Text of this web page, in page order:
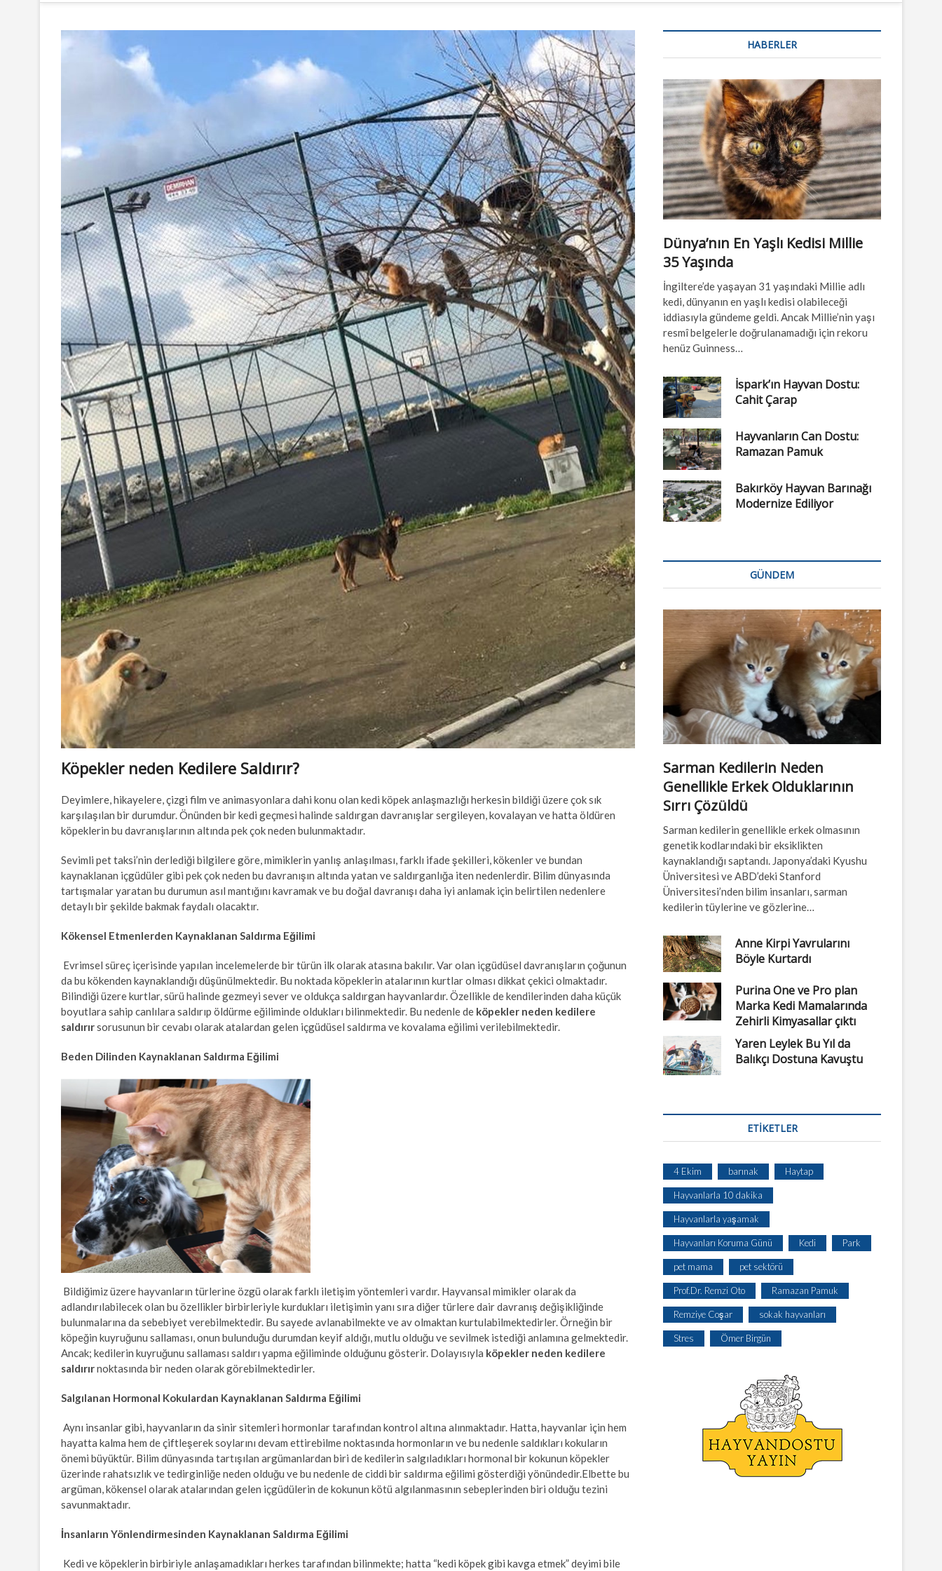
u
u
n
Köpekler neden Kedilere Saldırır?
Deyimlere, hikayelere, çizgi film ve animasyonlara dahi konu olan kedi köpek anlaşmazlığı herkesin bildiği üzere çok sık
karşılaşılan bir durumdur. Önünden bir kedi geçmesi halinde saldırgan davranışlar sergileyen, kovalayan ve hatta öldüren
köpeklerin bu davranışlarının altında pek çok neden bulunmaktadır.
Sevimli pet taksi’nin derlediği bilgilere göre, mimiklerin yanlış anlaşılması, farklı ifade şekilleri, kökenler ve bundan
kaynaklanan içgüdüler gibi pek çok neden bu davranışın altında yatan ve saldırganlığa iten nedenlerdir. Bilim dünyasında
tartışmalar yaratan bu durumun asıl mantığını kavramak ve bu doğal davranışı daha iyi anlamak için belirtilen nedenlere
detaylı bir şekilde bakmak faydalı olacaktır.
Kökensel Etmenlerden Kaynaklanan Saldırma Eğilimi
Evrimsel süreç içerisinde yapılan incelemelerde bir türün ilk olarak atasına bakılır. Var olan içgüdüsel davranışların çoğunun
da bu kökenden kaynaklandığı düşünülmektedir. Bu noktada köpeklerin atalarının kurtlar olması dikkat çekici olmaktadır.
Bilindiği üzere kurtlar, sürü halinde gezmeyi sever ve oldukça saldırgan hayvanlardır. Özellikle de kendilerinden daha küçük
boyutlara sahip canlılara saldırıp öldürme eğiliminde oldukları bilinmektedir. Bu nedenle de köpekler neden kedilere
saldırırsorusunun bir cevabı olarak atalardan gelen içgüdüsel saldırma ve kovalama eğilimi verilebilmektedir.
Beden Dilinden Kaynaklanan Saldırma Eğilimi
Bildiğimiz üzere hayvanların türlerine özgü olarak farklı iletişim yöntemleri vardır. Hayvansal mimikler olarak da
adlandırılabilecek olan bu özellikler birbirleriyle kurdukları iletişimin yanı sıra diğer türlere dair davranış değişikliğinde
bulunmalarına da sebebiyet verebilmektedir. Bu sayede avlanabilmekte ve av olmaktan kurtulabilmektedirler. Örneğin bir
köpeğin kuyruğunu sallaması, onun bulunduğu durumdan keyif aldığı, mutlu olduğu ve sevilmek istediği anlamına gelmektedir.
Ancak; kedilerin kuyruğunu sallaması saldırı yapma eğiliminde olduğunu gösterir. Dolayısıyla köpekler neden kedilere
saldırırnoktasında bir neden olarak görebilmektedirler.
Salgılanan Hormonal Kokulardan Kaynaklanan Saldırma Eğilimi
Aynı insanlar gibi, hayvanların da sinir sitemleri hormonlar tarafından kontrol altına alınmaktadır. Hatta, hayvanlar için hem
hayatta kalma hem de çiftleşerek soylarını devam ettirebilme noktasında hormonların ve bu nedenle saldıkları kokuların
önemi büyüktür. Bilim dünyasında tartışılan argümanlardan biri de kedilerin salgıladıkları hormonal bir kokunun köpekler
üzerinde rahatsızlık ve tedirginliğe neden olduğu ve bu nedenle de ciddi bir saldırma eğilimi gösterdiği yönündedir.Elbette bu
argüman, kökensel olarak atalarından gelen içgüdülerin de kokunun kötü algılanmasının sebeplerinden biri olduğu tezini
savunmaktadır.
İnsanların Yönlendirmesinden Kaynaklanan Saldırma Eğilimi
Kedi ve köpeklerin birbiriyle anlaşamadıkları herkes tarafından bilinmekte; hatta “kedi köpek gibi kavga etmek” deyimi bile
HABERLER
Dünya’nın En Yaşlı Kedisi Millie
35 Yaşında
İngiltere’de yaşayan 31 yaşındaki Millie adlı
kedi, dünyanın en yaşlı kedisi olabileceği
iddiasıyla gündeme geldi. Ancak Millie’nin yaşı
resmî belgelerle doğrulanamadığı için rekoru
henüz Guinness…
İspark’ın Hayvan Dostu:
Cahit Çarap
Hayvanların Can Dostu:
Ramazan Pamuk
Bakırköy Hayvan Barınağı
Modernize Ediliyor
GÜNDEM
Sarman Kedilerin Neden
Genellikle Erkek Olduklarının
Sırrı Çözüldü
Sarman kedilerin genellikle erkek olmasının
genetik kodlarındaki bir eksiklikten
kaynaklandığı saptandı. Japonya’daki Kyushu
Üniversitesi ve ABD’deki Stanford
Üniversitesi’nden bilim insanları, sarman
kedilerin tüylerine ve gözlerine…
Anne Kirpi Yavrularını
Böyle Kurtardı
Purina One ve Pro plan
Marka Kedi Mamalarında
Zehirli Kimyasallar çıktı
Yaren Leylek Bu Yıl da
Balıkçı Dostuna Kavuştu
ETIKETLER
4 Ekim barınak Haytap
Hayvanlarla 10 dakika
Hayvanlarla yaşamak
Hayvanları Koruma Günü Kedi Park
pet mama pet sektörü
Prof.Dr. Remzi Oto Ramazan Pamuk
Remziye Coşar sokak hayvanları
Stres Ömer Birgün